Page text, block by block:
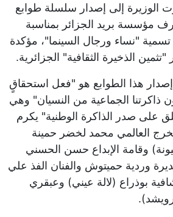
الوزيرة إلى إصدار سلسلة طوابع
مؤسسة بريد الجزائر بمناسبة
تسمية "نساء ورجال السينما"، مؤكدة
الذخيرة الثقافية" الجزائرية.
هذا الطوابع هو "فعل استحقاقٍ
الجماعية من النسيان" وهي
على صدر الذاكرة الوطنية" يكرم
العالمي محمد لخضر حمينة
وقامة الإبداع حسن الحسني
وردية حميتوش والفنان الفذ علي
بوذراع (لالة عيني) وعبقري